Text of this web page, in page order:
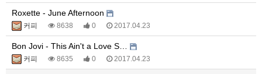
Roxette - June Afternoon
커피 8638 0 2017.04.23
Bon Jovi - This Ain't a Love S…
커피 8635 0 2017.04.23